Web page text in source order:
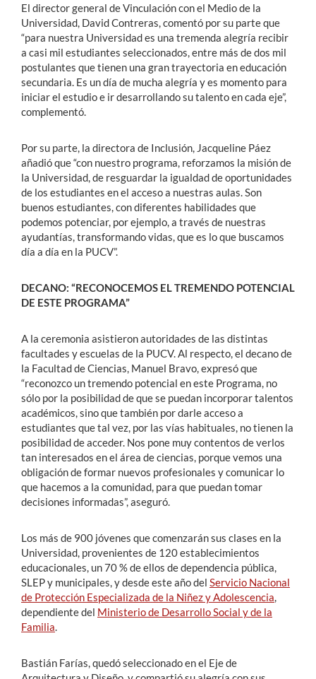
El director general de Vinculación con el Medio de la
Universidad, David Contreras, comentó por su parte que
“para nuestra Universidad es una tremenda alegría recibir
a casi mil estudiantes seleccionados, entre más de dos mil
postulantes que tienen una gran trayectoria en educación
secundaria. Es un día de mucha alegría y es momento para
iniciar el estudio e ir desarrollando su talento en cada eje”,
complementó.
Por su parte, la directora de Inclusión, Jacqueline Páez
añadió que “con nuestro programa, reforzamos la misión de
la Universidad, de resguardar la igualdad de oportunidades
de los estudiantes en el acceso a nuestras aulas. Son
buenos estudiantes, con diferentes habilidades que
podemos potenciar, por ejemplo, a través de nuestras
ayudantías, transformando vidas, que es lo que buscamos
día a día en la PUCV”.
DECANO: “RECONOCEMOS EL TREMENDO POTENCIAL
DE ESTE PROGRAMA”
A la ceremonia asistieron autoridades de las distintas
facultades y escuelas de la PUCV. Al respecto, el decano de
la Facultad de Ciencias, Manuel Bravo, expresó que
“reconozco un tremendo potencial en este Programa, no
sólo por la posibilidad de que se puedan incorporar talentos
académicos, sino que también por darle acceso a
estudiantes que tal vez, por las vías habituales, no tienen la
posibilidad de acceder. Nos pone muy contentos de verlos
tan interesados en el área de ciencias, porque vemos una
obligación de formar nuevos profesionales y comunicar lo
que hacemos a la comunidad, para que puedan tomar
decisiones informadas”, aseguró.
Los más de 900 jóvenes que comenzarán sus clases en la
Universidad, provenientes de 120 establecimientos
educacionales, un 70 % de ellos de dependencia pública,
SLEP y municipales, y desde este año del Servicio Nacional
de Protección Especializada de la Niñez y Adolescencia
dependiente del Ministerio de Desarrollo Social y de la
Familia
Bastián Farías, quedó seleccionado en el Eje de